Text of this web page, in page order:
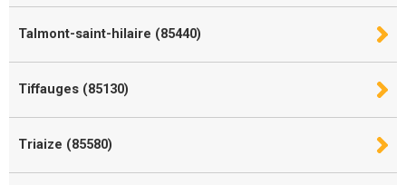
Talmont-saint-hilaire (85440)
Tiffauges (85130)
Triaize (85580)